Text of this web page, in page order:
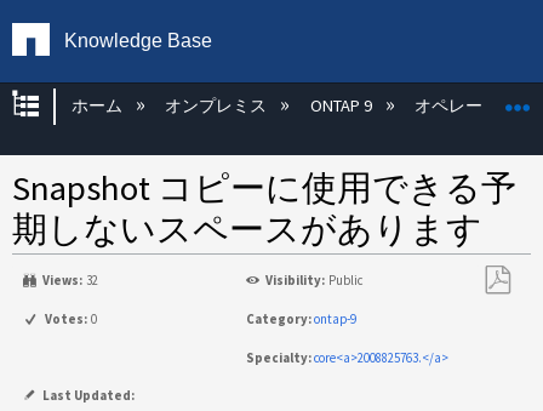
Knowledge Base
グローバル階層を展開/折りたたむ
ホーム オンプレミス ONTAP 9 オペレーティン
Snapshot コピーに使用できる予
期しないスペースがあります
Views: 32 Visibility: Public
Votes: 0 Category:ontap-9
Specialty:core<a>2008825763.</a>
Last Updated: